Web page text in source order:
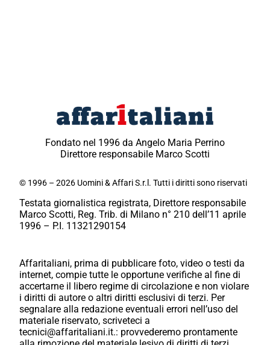
Fondato nel 1996 da Angelo Maria Perrino
Direttore responsabile Marco Scotti
© 1996 – 2026 Uomini & Affari S.r.l. Tutti i diritti sono riservati
Testata giornalistica registrata, Direttore responsabile
Marco Scotti, Reg. Trib. di Milano n° 210 dell’11 aprile
1996 – P.I. 11321290154
Affaritaliani, prima di pubblicare foto, video o testi da
internet, compie tutte le opportune verifiche al fine di
accertarne il libero regime di circolazione e non violare
i diritti di autore o altri diritti esclusivi di terzi. Per
segnalare alla redazione eventuali errori nell’uso del
materiale riservato, scriveteci a
tecnici@affaritaliani.it.: provvederemo prontamente